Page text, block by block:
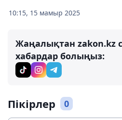
10:15, 15 мамыр 2025
Жаңалықтан zakon.kz
хабардар болыңыз:
Пікірлер 0